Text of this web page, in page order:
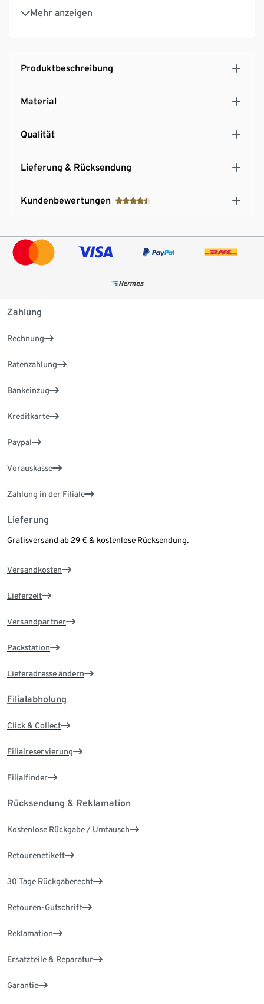
Mehr anzeigen
30 Klebepunkte
Produktbeschreibung
Material
Qualität
Lieferung & Rücksendung
Kundenbewertungen
Zahlung
Rechnung
Ratenzahlung
Bankeinzug
Kreditkarte
Paypal
Vorauskasse
Zahlung in der Filiale
Lieferung
Gratisversand ab 29 € & kostenlose Rücksendung.
Versandkosten
Lieferzeit
Versandpartner
Packstation
Lieferadresse ändern
Filialabholung
Click & Collect
Filialreservierung
Filialfinder
Rücksendung & Reklamation
Kostenlose Rückgabe / Umtausch
Retourenetikett
30 Tage Rückgaberecht
Retouren-Gutschrift
Reklamation
Ersatzteile & Reparatur
Garantie